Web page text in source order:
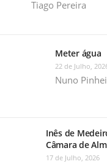
Tiago Pereira
Meter água
22 de Julho,
Nuno
Inês de
Câmara de
17 de Julho, 2026